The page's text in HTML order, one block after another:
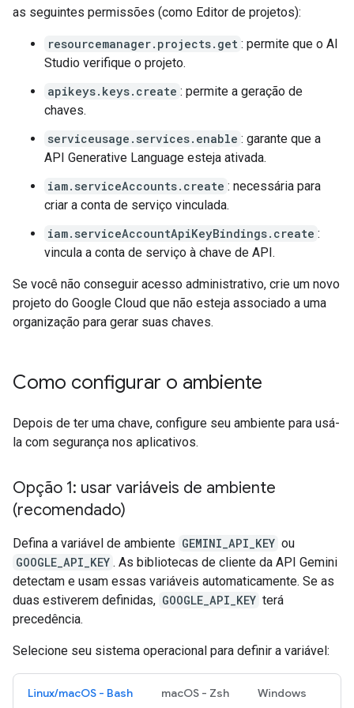
as seguintes permissões (como Editor de projetos):
resourcemanager.projects.get : permite que o AI
Studio verifique o projeto.
apikeys.keys.create : permite a geração de
chaves.
serviceusage.services.enable : garante que a
API Generative Language esteja ativada.
iam.serviceAccounts.create : necessária para
criar a conta de serviço vinculada.
iam.serviceAccountApiKeyBindings.create :
vincula a conta de serviço à chave de API.
Se você não conseguir acesso administrativo, crie um novo
projeto do Google Cloud que não esteja associado a uma
organização para gerar suas chaves.
Como configurar o ambiente
Depois de ter uma chave, configure seu ambiente para usá-
la com segurança nos aplicativos.
Opção 1: usar variáveis de ambiente
(recomendado)
Defina a variável de ambiente GEMINI_API_KEY ou
GOOGLE_API_KEY . As bibliotecas de cliente da API Gemini
detectam e usam essas variáveis automaticamente. Se as
duas estiverem definidas, GOOGLE_API_KEY terá
precedência.
Selecione seu sistema operacional para definir a variável:
Linux/macOS - Bash macOS - Zsh Windows